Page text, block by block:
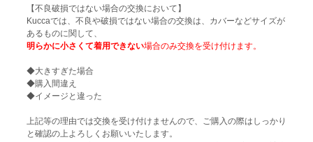
【不良破損ではない場合の交換において】
Kuccaでは、不良や破損ではない場合の交換は、カバーなどサイズが
あるものに関して、
明らかに小さくて着用できない場合のみ交換を受け付けます。
◆大きすぎた場合
◆購入間違え
◆イメージと違った
上記等の理由では交換を受け付けませんので、ご購入の際はしっかり
と確認の上よろしくお願いいたします。